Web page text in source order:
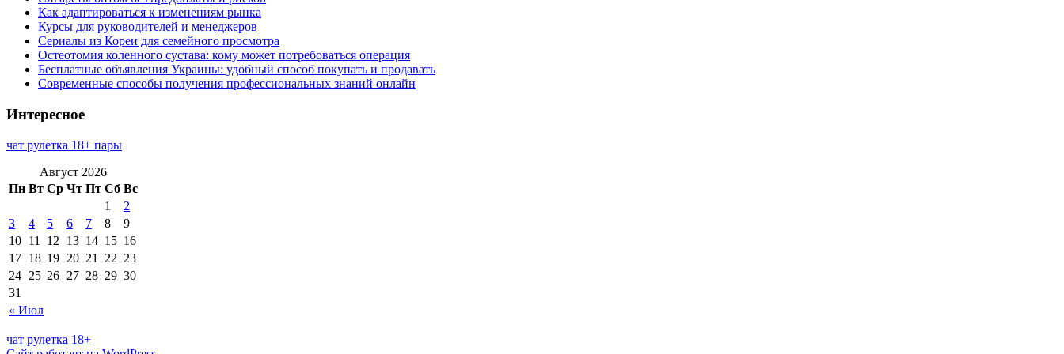
Как адаптироваться к изменениям рынка
Курсы для руководителей и менеджеров
Сериалы из Кореи для семейного просмотра
Остеотомия коленного сустава: кому может потребоваться операция
Бесплатные объявления Украины: удобный способ покупать и продавать
Современные способы получения профессиональных знаний онлайн
Интересное
чат рулетка 18+ пары
Август 2026
Пн Вт Ср Чт Пт Сб Вс
« Июл
1
2
3
4 5 6 7 8
9
10 11 12 13 14 15 16
17 18 19 20 21 22 23
24 25 26 27 28 29 30
31
чат рулетка 18+